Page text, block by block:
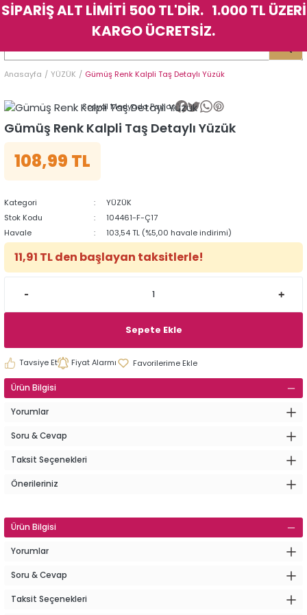
Geri Dön
Geri Dön
Geri Dön
Geri Dön
Geri Dön
Geri Dön
Anasayfa YÜZÜK Gümüş Renk Kalpli Taş Detaylı Yüzük
Sosyal Medyada Paylaş
Gümüş Renk Kalpli Taş Detaylı Yüzük
108,99 TL
Kategori
YÜZÜK
Stok Kodu
104461-F-Ç17
Havale
103,54 TL (%5,00 havale indirimi)
11,91 TL den başlayan taksitlerle!
Sepete Ekle
Tavsiye Et Fiyat Alarmı
Ürün Bilgisi
Yorumlar
Soru & Cevap
Taksit Seçenekleri
Önerileriniz
Ürün Bilgisi
Yorumlar
Soru & Cevap
Taksit Seçenekleri
Geri Dön
Geri Dön
Geri Dön
Geri Dön
Geri Dön
Geri Dön
SİPARİŞ ALT LİMİTİ 500 TL'DİR. 1.000 TL ÜZERİ
KARGO ÜCRETSİZ.